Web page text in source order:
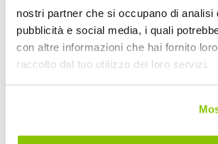
nostri partner che si occupano di analisi
pubblicità e social media, i quali
con altre informazioni che hai fornito
raccolto dal tuo utilizzo dei loro servizi.
NOOK
147,5/211x122cm
16,80 €